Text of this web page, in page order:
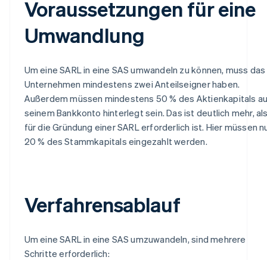
Voraussetzungen für eine
Umwandlung
Um eine SARL in eine SAS umwandeln zu können, muss das
Unternehmen mindestens zwei Anteilseigner haben.
Außerdem müssen mindestens 50 % des Aktienkapitals
seinem Bankkonto hinterlegt sein. Das ist deutlich mehr,
für die Gründung einer SARL erforderlich ist. Hier müssen
20 % des Stammkapitals eingezahlt werden.
Verfahrensablauf
Um eine SARL in eine SAS umzuwandeln, sind mehrere
Schritte erforderlich: